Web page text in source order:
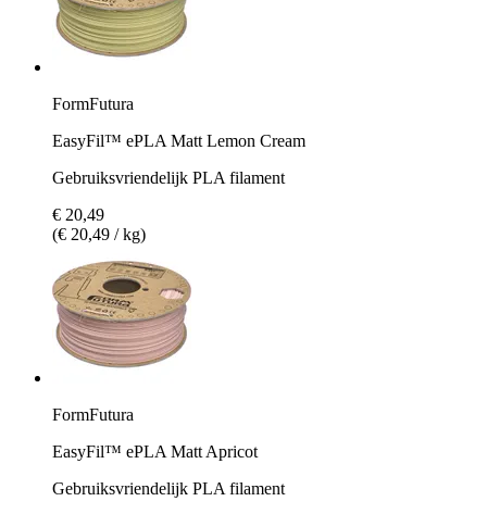
FormFutura
EasyFil™ ePLA Matt Lemon Cream
Gebruiksvriendelijk PLA filament
€ 20,49
(€ 20,49 / kg)
FormFutura
EasyFil™ ePLA Matt Apricot
Gebruiksvriendelijk PLA filament